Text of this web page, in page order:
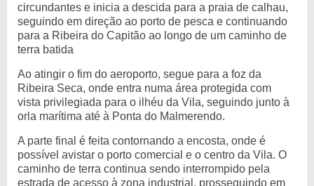
circundantes e inicia a descida para a praia de calhau,
seguindo em direção ao porto de pesca e continuando
para a Ribeira do Capitão ao longo de um caminho de
terra batida
Ao atingir o fim do aeroporto, segue para a foz da
Ribeira Seca, onde entra numa área protegida com
vista privilegiada para o ilhéu da Vila, seguindo junto à
orla marítima até à Ponta do Malmerendo.
A parte final é feita contornando a encosta, onde é
possível avistar o porto comercial e o centro da Vila. O
caminho de terra continua sendo interrompido pela
estrada de acesso à zona industrial, prosseguindo em